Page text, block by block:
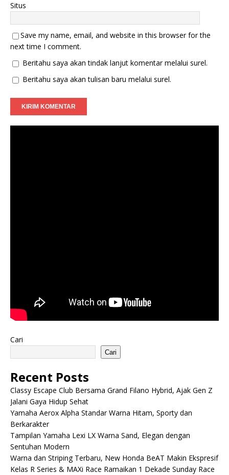
Situs
Save my name, email, and website in this browser for the
next time I comment.
Beritahu saya akan tindak lanjut komentar melalui surel.
Beritahu saya akan tulisan baru melalui surel.
Cari
Cari
Recent Posts
Classy Escape Club Bersama Grand Filano Hybrid, Ajak Gen Z
Jalani Gaya Hidup Sehat
Yamaha Aerox Alpha Standar Warna Hitam, Sporty dan
Berkarakter
Tampilan Yamaha Lexi LX Warna Sand, Elegan dengan
Sentuhan Modern
Warna dan Striping Terbaru, New Honda BeAT Makin Ekspresif
Kelas R Series & MAXi Race Ramaikan 1 Dekade Sunday Race